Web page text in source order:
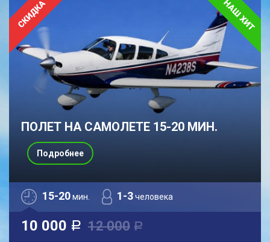
ПОЛЕТ НА САМОЛЕТЕ 15-20 МИН.
15-20мин. 1-3человека
10 000 a 12 000 a
Подробнее